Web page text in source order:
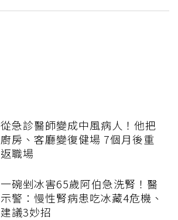
從急診醫師變成中風病人！他把
廚房、客廳變復健場 7個月後重
返職場
一碗剉冰害65歲阿伯急洗腎！醫
示警：慢性腎病患吃冰藏4危機、
建議3妙招